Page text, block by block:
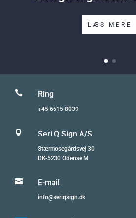
LÆS MERE
 Ring
+45 6615 8039
 Seri Q Sign A/S
Stærmosegårdsvej 30
DK-5230 Odense M
 E-mail
info@seriqsign.dk